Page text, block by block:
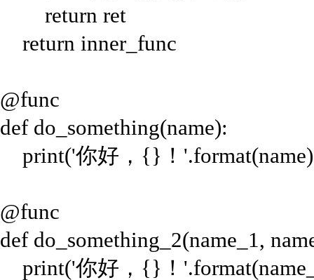
return ret
return inner_func
@func
def do_something(name):
print('你好，{}！
@func
def do_something_2(name_1,
print('你好，{}！